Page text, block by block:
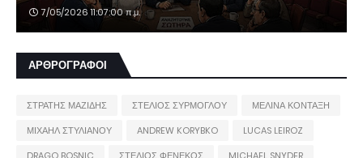
7/05/2026 11:07:00 π.μ.
ΑΡΘΡΟΓΡΑΦΟΙ
ΣΤΡΑΤΗΣ ΜΑΖΙΔΗΣ ΣΤΕΛΙΟΣ ΣΥΡΜΟΓΛΟΥ
ΜΕΛΙΝΑ ΚΟΝΤΑΞΗ
ΜΙΧΑΗΛ ΣΤΥΛΙΑΝΟΥ
ANDREW KORYBKO
LUCAS LEIROZ